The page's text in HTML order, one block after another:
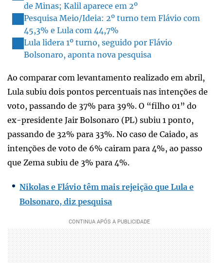
de Minas; Kalil aparece em 2º
Pesquisa Meio/Ideia: 2º turno tem Flávio com
45,3% e Lula com 44,7%
Lula lidera 1º turno, seguido por Flávio
Bolsonaro, aponta nova pesquisa
Ao comparar com levantamento realizado em abril,
Lula subiu dois pontos percentuais nas intenções de
voto, passando de 37% para 39%. O “filho 01” do
ex-presidente Jair Bolsonaro (PL) subiu 1 ponto,
passando de 32% para 33%. No caso de Caiado, as
intenções de voto de 6% cairam para 4%, ao passo
que Zema subiu de 3% para 4%.
Nikolas e Flávio têm mais rejeição que Lula e
Bolsonaro, diz pesquisa